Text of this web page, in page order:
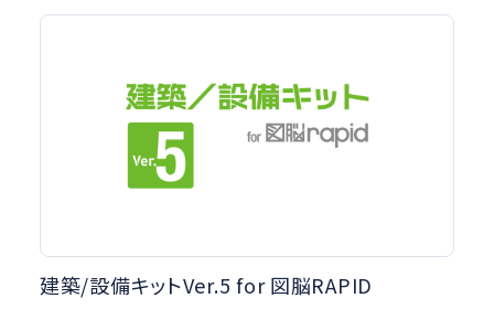
建築/設備キットVer.5 for 図脳RAPID